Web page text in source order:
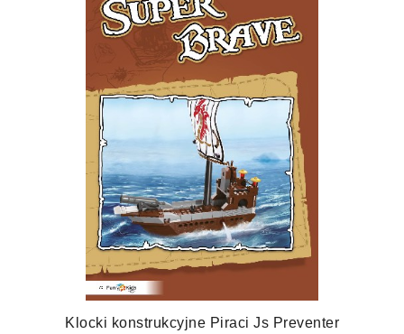
Klocki konstrukcyjne Piraci Js Preventer